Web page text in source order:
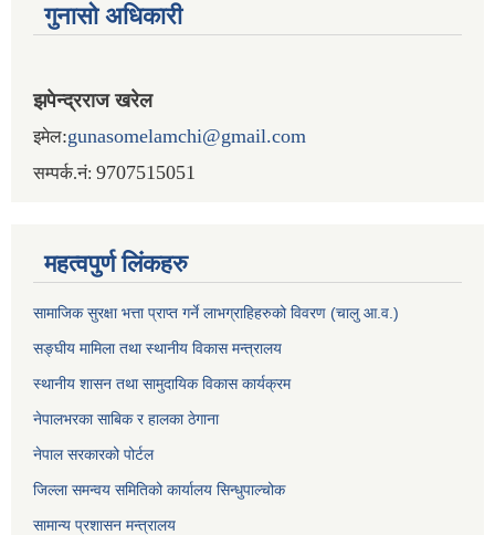
गुनासो अधिकारी
झपेन्द्रराज खरेल
इमेल:gunasomelamchi@gmail.com
सम्पर्क.नं: 9707515051
महत्वपुर्ण लिंकहरु
सामाजिक सुरक्षा भत्ता प्राप्त गर्ने लाभग्राहिहरुको विवरण (चालु आ.व.)
सङ्घीय मामिला तथा स्थानीय विकास मन्त्रालय
स्थानीय शासन तथा सामुदायिक विकास कार्यक्रम
नेपालभरका साबिक र हालका ठेगाना
नेपाल सरकारको पोर्टल
जिल्ला समन्वय समितिको कार्यालय सिन्धुपाल्चोक
सामान्य प्रशासन मन्त्रालय